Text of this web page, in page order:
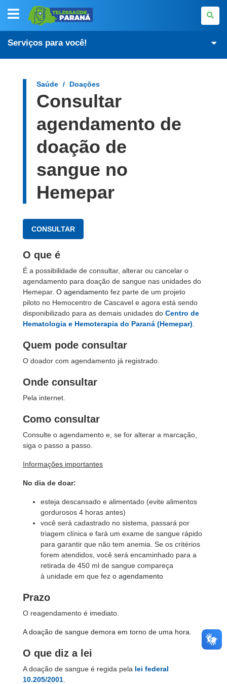
TELESSAÚDE-
PR
Serviços para você!
Saúde Doações
Consultar
agendamento de
doação de
sangue no
Hemepar
CONSULTAR
O que é
É a possibilidade de consultar, alterar ou cancelar o
agendamento para doação de sangue nas unidades do
Hemepar. O agendamento fez parte de um projeto
piloto no Hemocentro de Cascavel e agora está sendo
disponibilizado para as demais unidades do Centro de
Hematologia e Hemoterapia do Paraná (Hemepar)
Quem pode consultar
O doador com agendamento já registrado.
Onde consultar
Pela internet.
Como consultar
Consulte o agendamento e, se for alterar a marcação,
siga o passo a passo.
Informações importantes
No dia de doar:
esteja descansado e alimentado (evite alimentos
gordurosos 4 horas antes)
você será cadastrado no sistema, passará por
triagem clínica e fará um exame de sangue rápido
para garantir que não tem anemia. Se os critérios
forem atendidos, você será encaminhado para a
retirada de 450 ml de sangue compareça
à unidade em que fez o agendamento
Prazo
O reagendamento é imediato.
A doação de sangue demora em torno de uma hora.
O que diz a lei
A doação de sangue é regida pela lei federal
10.205/2001